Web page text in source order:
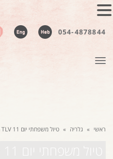
054-4878844
תפריט
ראשי » גלריה » טיול משפחתי יום 11 Copenhagen TLV